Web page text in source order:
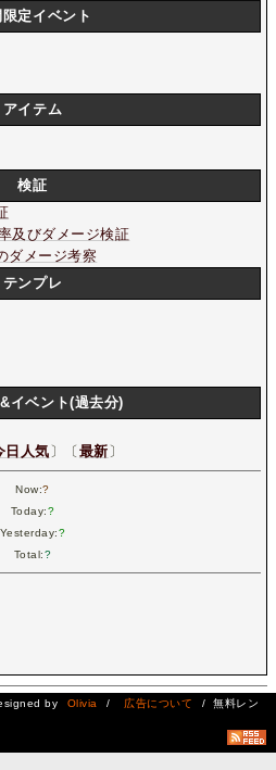
定イベント
アイテム
検証
及びダメージ検証
ダメージ考察
テンプレ
イベント(過去分)
日人気 〕〔 最新 〕
Now:?
Today:?
Yesterday:?
Total:?
by Olivia / 広告について
/ 無料レン